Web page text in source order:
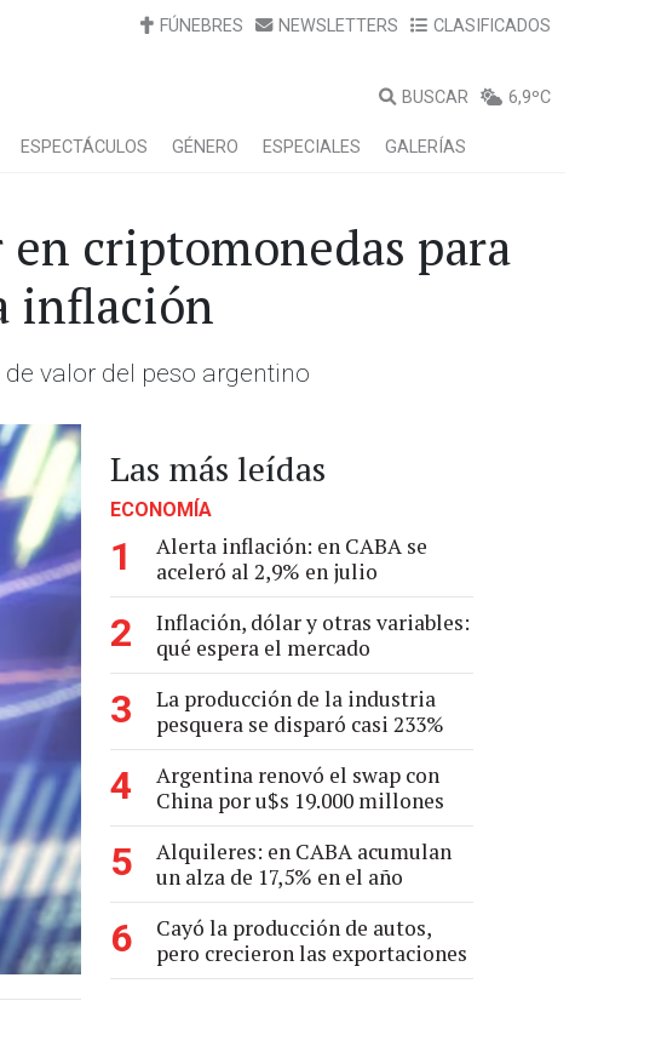
FÚNEBRES NEWSLETTERS CLASIFICADOS
BUSCAR 6,9ºC
ESPECTÁCULOS GÉNERO ESPECIALES GALERÍAS
criptomonedas para
inflación
valor del peso argentino
Las más leídas
ECONOMÍA
1
Alerta inflación: en CABA se
aceleró al 2,9% en julio
2
Inflación, dólar y otras variables:
qué espera el mercado
3
La producción de la industria
pesquera se disparó casi 233%
4
Argentina renovó el swap con
China por u$s 19.000 millones
5
Alquileres: en CABA acumulan
un alza de 17,5% en el año
6
Cayó la producción de autos,
pero crecieron las exportaciones